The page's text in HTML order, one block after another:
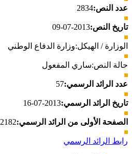
عدد النص:2834
تاريخ النص:2013-07-09
الوزارة / الهيكل:وزارة الدفاع الوطني
حالة النص:ساري المفعول
عدد الرائد الرسمي:57
تاريخ الرائد الرسمي:2013-07-16
الصفحة الأولى من الرائد الرسمي:2182 - 2183
رابط الرائد الرسمي